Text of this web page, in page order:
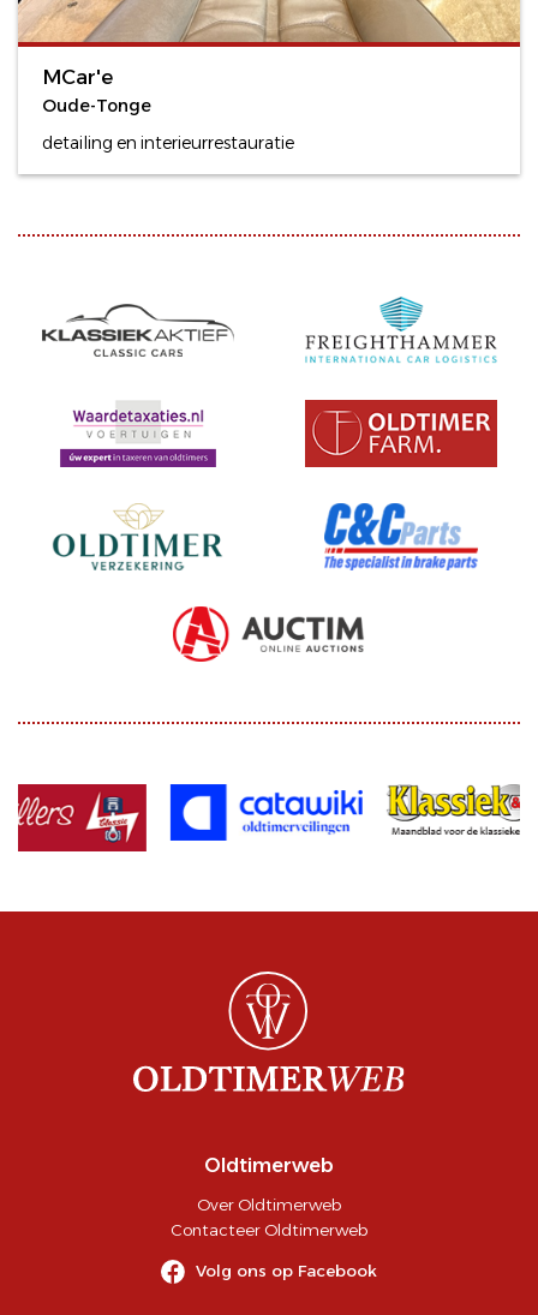
MCar'e
Oude-Tonge
detailing en interieurrestauratie
Oldtimerweb
Over Oldtimerweb
Contacteer Oldtimerweb
Volg ons op Facebook